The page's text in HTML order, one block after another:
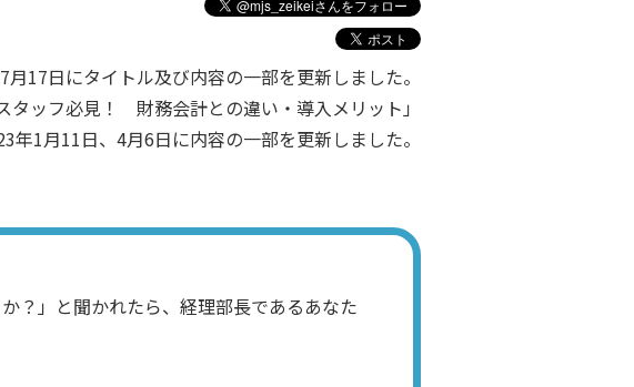
17日にタイトル及び内容の一部を更新しました。
ッフ必見！ 財務会計との違い・導入メリット」
年1月11日、4月6日に内容の一部を更新しました。
？」と聞かれたら、経理部長であるあなた